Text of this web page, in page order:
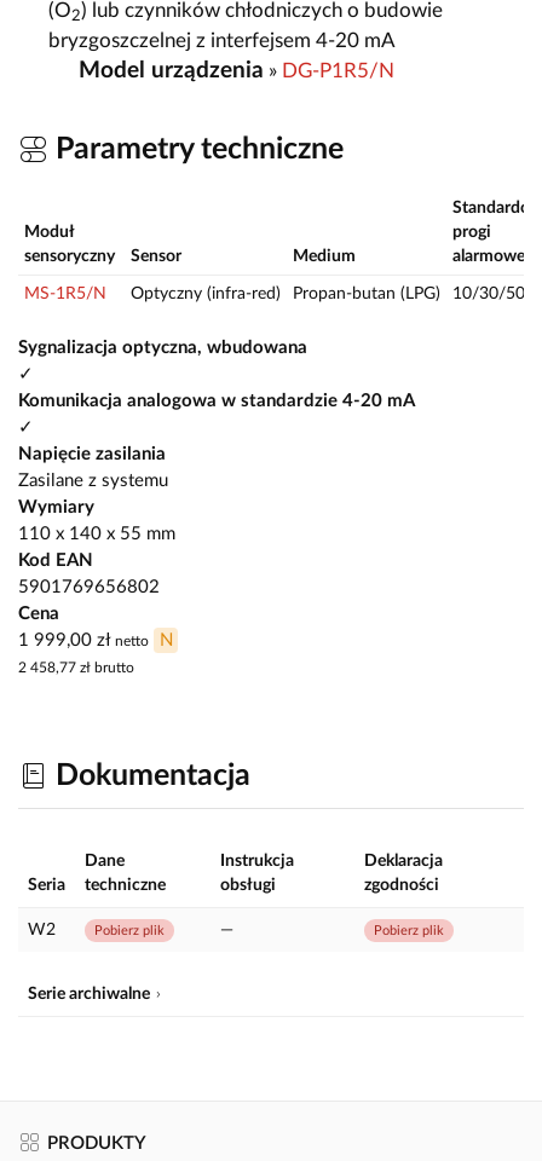
(O2) lub czynników chłodniczych o budowie
bryzgoszczelnej z interfejsem 4-20 mA
Model urządzenia » DG-P1R5/N
Parametry techniczne
Moduł
sensoryczny
Sensor Medium
progi
alarmowe
MS-1R5/N Optyczny (infra-red) Propan-butan (LPG) 10/30/50
Sygnalizacja optyczna, wbudowana
✓
Komunikacja analogowa w standardzie 4-20 mA
✓
Napięcie zasilania
Zasilane z systemu
Wymiary
110 x 140 x 55 mm
Kod EAN
5901769656802
Cena
1 999,00 zł netto N
2 458,77 zł brutto
Dokumentacja
Seria
Dane
techniczne
Instrukcja
obsługi
Deklaracja
zgodności
W2 Pobierz plik — Pobierz plik
Serie archiwalne
PRODUKTY